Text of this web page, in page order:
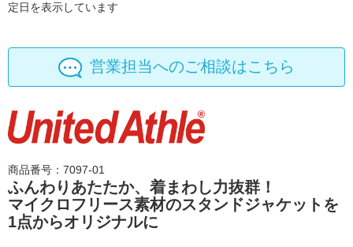
定日を表示しています
営業担当へのご相談はこちら
商品番号：7097-01
ふんわりあたたか、着まわし力抜群！
マイクロフリース素材のスタンドジャケットを
1点からオリジナルに